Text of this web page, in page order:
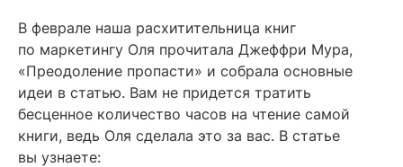
В феврале наша расхитительница книг
по маркетингу Оля прочитала Джеффри Мура,
«Преодоление пропасти» и собрала основные
идеи в статью. Вам не придется тратить
бесценное количество часов на чтение самой
книги, ведь Оля сделала это за вас. В статье
вы узнаете: